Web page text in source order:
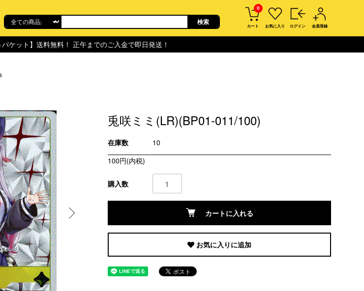
0
カート お気に入り ログイン 会員登録
ケット】送料無料！ 正午までのご入金で即日発送！
兎咲ミミ(LR)(BP01-011/100)
在庫数
10
100円(内税)
購入数
カートに入れる
お気に入りに追加